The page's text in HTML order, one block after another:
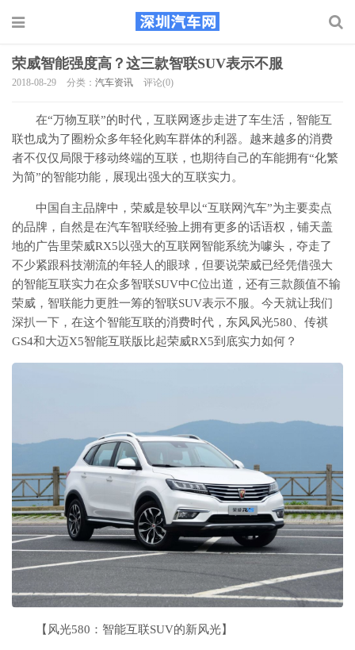
荣威智能强度高？这三款智联SUV表示不服
2018-08-29 分类： 汽车资讯 评论(0)
在“万物互联”的时代，互联网逐步走进了车生活，智能互
联也成为了圈粉众多年轻化购车群体的利器。越来越多的消费
者不仅仅局限于移动终端的互联，也期待自己的车能拥有“化繁
为简”的智能功能，展现出强大的互联实力。
中国自主品牌中，荣威是较早以“互联网汽车”为主要卖点
的品牌，自然是在汽车智联经验上拥有更多的话语权，铺天盖
地的广告里荣威RX5以强大的互联网智能系统为噱头，夺走了
不少紧跟科技潮流的年轻人的眼球，但要说荣威已经凭借强大
的智能互联实力在众多智联SUV中C位出道，还有三款颜值不输
荣威，智联能力更胜一筹的智联SUV表示不服。今天就让我们
深扒一下，在这个智能互联的消费时代，东风风光580、传祺
GS4和大迈X5智能互联版比起荣威RX5到底实力如何？
【风光580：智能互联SUV的新风光】